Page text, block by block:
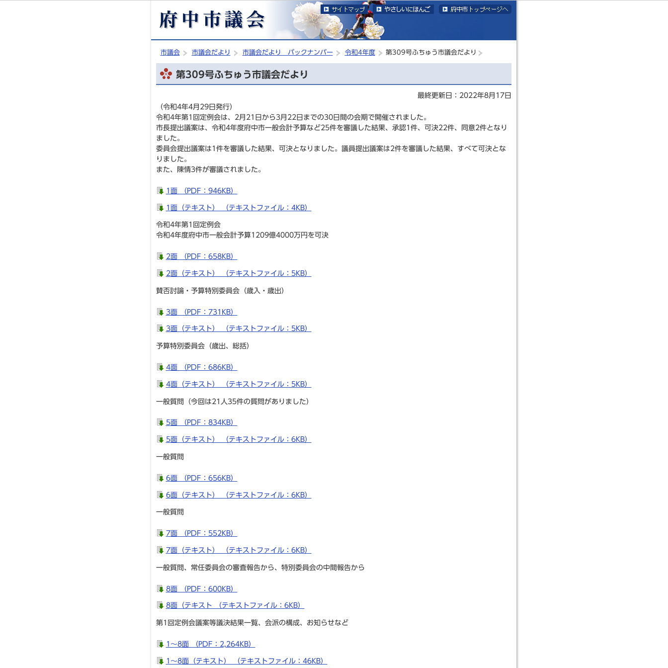
このページの本文へ移動
市議会 市議会だより 市議会だより バックナンバー 令和4年度 第309号ふちゅう市議会だより
第309号ふちゅう市議会だより
最終更新日：2022年8月17日
（令和4年4月29日発行）
令和4年第1回定例会は、2月21日から3月22日までの30日間の会期で開催されました。
市長提出議案は、令和4年度府中市一般会計予算など25件を審議した結果、承認1件、可決22件、同意2件となり
ました。
委員会提出議案は1件を審議した結果、可決となりました。議員提出議案は2件を審議した結果、すべて可決とな
りました。
また、陳情3件が審議されました。
1面 （PDF：946KB）
1面（テキスト） （テキストファイル：4KB）
令和4年第1回定例会
令和4年度府中市一般会計予算1209億4000万円を可決
2面 （PDF：658KB）
2面（テキスト） （テキストファイル：5KB）
賛否討論・予算特別委員会（歳入・歳出）
3面 （PDF：731KB）
3面（テキスト） （テキストファイル：5KB）
予算特別委員会（歳出、総括）
4面 （PDF：686KB）
4面（テキスト） （テキストファイル：5KB）
一般質問（今回は21人35件の質問がありました）
5面 （PDF：834KB）
5面（テキスト） （テキストファイル：6KB）
一般質問
6面 （PDF：656KB）
6面（テキスト） （テキストファイル：6KB）
一般質問
7面 （PDF：552KB）
7面（テキスト） （テキストファイル：6KB）
一般質問、常任委員会の審査報告から、特別委員会の中間報告から
8面 （PDF：600KB）
8面（テキスト （テキストファイル：6KB）
第1回定例会議案等議決結果一覧、会派の構成、お知らせなど
1～8面 （PDF：2,264KB）
1～8面（テキスト） （テキストファイル：46KB）